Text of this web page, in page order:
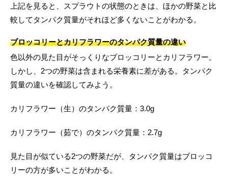
上記を見ると、スプラウトの状態のときは、ほかの野菜と比
較してタンパク質量がそれほど多くないことがわかる。
ブロッコリーとカリフラワーのタンパク質量の違い
色以外の見た目がそっくりなブロッコリーとカリフラワー。
しかし、2つの野菜は含まれる栄養素に差がある。タンパク
質量の違いを確認してみよう。
カリフラワー（生）のタンパク質量：3.0g
カリフラワー（茹で）のタンパク質量：2.7g
見た目が似ている2つの野菜だが、タンパク質量はブロッコ
リーの方が多いことがわかる。